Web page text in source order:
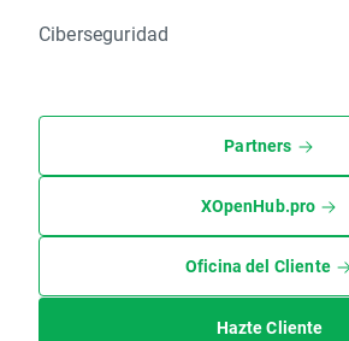
Ciberseguridad
Partners
XOpenHub.pro
Oficina del Cliente
Hazte Cliente